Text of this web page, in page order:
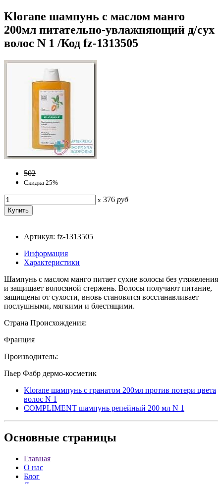
Klorane шампунь с маслом манго
200мл питательно-увлажняющий д/сух
волос N 1 /Код fz-1313505
502
Скидка 25%
x 376 руб
Артикул: fz-1313505
Информация
Характеристики
Шампунь с маслом манго питает сухие волосы без утяжеления
и защищает волосяной стержень. Волосы получают питание,
защищены от сухости, вновь становятся восстанавливает
послушными, мягкими и блестящими.
Страна Происхождения:
Франция
Производитель:
Пьер Фабр дермо-косметик
Klorane шампунь с гранатом 200мл против потери цвета
волос N 1
COMPLIMENT шампунь репейный 200 мл N 1
Основные страницы
Главная
О нас
Блог